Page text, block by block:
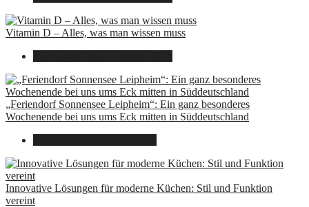
Vitamin D – Alles, was man wissen muss
„Feriendorf Sonnensee Leipheim“: Ein ganz besonderes
Wochenende bei uns ums Eck mitten in Süddeutschland
Innovative Lösungen für moderne Küchen: Stil und Funktion
vereint